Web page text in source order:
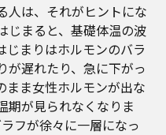
人は、それがヒントにな
じまると、基礎体温の波
じまりはホルモンのバラ
が遅れたり、急に下がっ
まま女性ホルモンが出な
期が見られなくなりま
フが徐々に一層になっ